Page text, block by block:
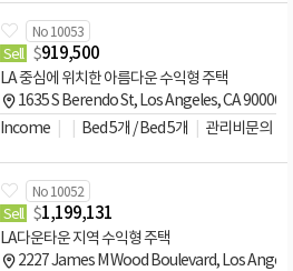
No 10053
Sell $919,500
LA 중심에 위치한 아름다운 수익형 주택
1635 S Berendo St, Los Angeles, CA 90006
Income
Bed 5개 / Bed 5개 관리비문의
No 10052
Sell $1,199,131
LA다운타운 지역 수익형 주택
2227 James M Wood Boulevard, Los